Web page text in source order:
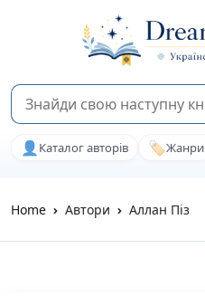
👤 Каталог авторів 🏷️Жанри
Home Автори Аллан Піз